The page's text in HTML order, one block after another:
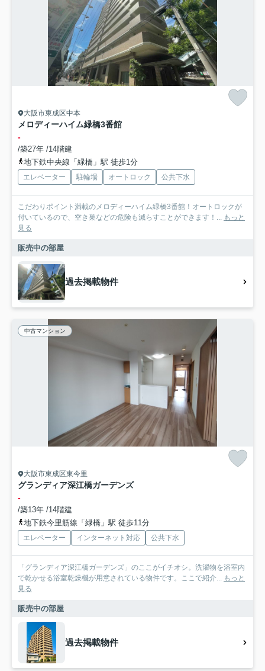
大阪市東成区中本
メロディーハイム緑橋3番館
-
/築27年 /14階建
地下鉄中央線「緑橋」駅 徒歩1分
エレベーター 駐輪場 オートロック 公共下水
こだわりポイント満載のメロディーハイム緑橋3番館！オートロックが
付いているので、空き巣などの危険も減らすことができます！... もっと
見る
販売中の部屋
過去掲載物件
中古マンション
大阪市東成区東今里
グランディア深江橋ガーデンズ
-
/築13年 /14階建
地下鉄今里筋線「緑橋」駅 徒歩11分
エレベーター インターネット対応 公共下水
「グランディア深江橋ガーデンズ」のここがイチオシ。洗濯物を浴室内
で乾かせる浴室乾燥機が用意されている物件です。ここで紹介... もっと
見る
販売中の部屋
過去掲載物件